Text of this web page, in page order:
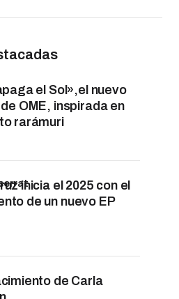
el Sol»,el nuevo
OME, inspirada en
rarámuri
inicia el 2025 con el
de un nuevo EP
de Carla